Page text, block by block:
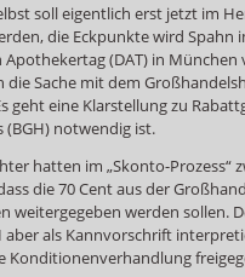
soll eigentlich erst jetzt im
die Eckpunkte wird Spahn
(DAT) in München
die Sache mit dem
geht eine Klarstellung zu
(BGH) notwendig ist.
hatten im „Skonto-Prozess“
die 70 Cent aus der
weitergegeben werden sollen.
aber als Kannvorschrift
Konditionenverhandlung